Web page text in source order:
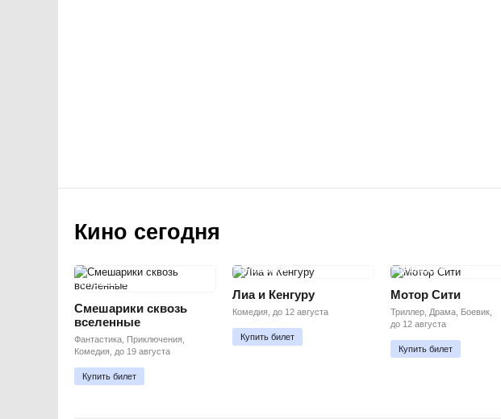
Кино сегодня
ПРЕМЬЕРА
Смешарики сквозь
вселенные
Фантастика, Приключения,
Комедия, до 19 августа
Купить билет
ПРЕМЬЕРА
Лиа и Кенгуру
Комедия, до 12 августа
Купить билет
ПРЕМЬЕРА
Мотор Сити
Триллер, Драма, Боевик,
до 12 августа
Купить билет